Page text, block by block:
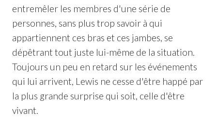
entremêler les membres d'une série de
personnes, sans plus trop savoir à qui
appartiennent ces bras et ces jambes, se
dépêtrant tout juste lui-même de la situation.
Toujours un peu en retard sur les événements
qui lui arrivent, Lewis ne cesse d'être happé par
la plus grande surprise qui soit, celle d'être
vivant.